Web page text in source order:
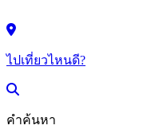
ไปเที่ยวไหนดี?
คำค้นหา